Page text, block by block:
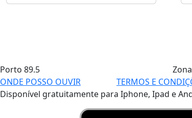
Porto 89.5
ONDE POSSO OUVIR
TERMOS E
Disponível gratuitamente para Iphone, Ipad e